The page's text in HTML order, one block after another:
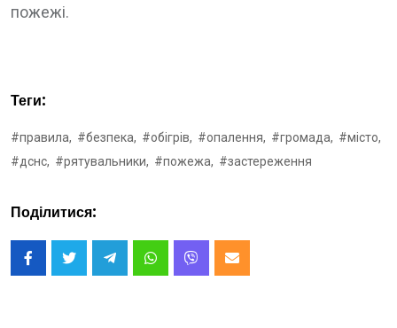
пожежі.
Теги:
#правила, #безпека, #обігрів, #опалення, #громада, #місто,
#дснс, #рятувальники, #пожежа, #застереження
Поділитися: